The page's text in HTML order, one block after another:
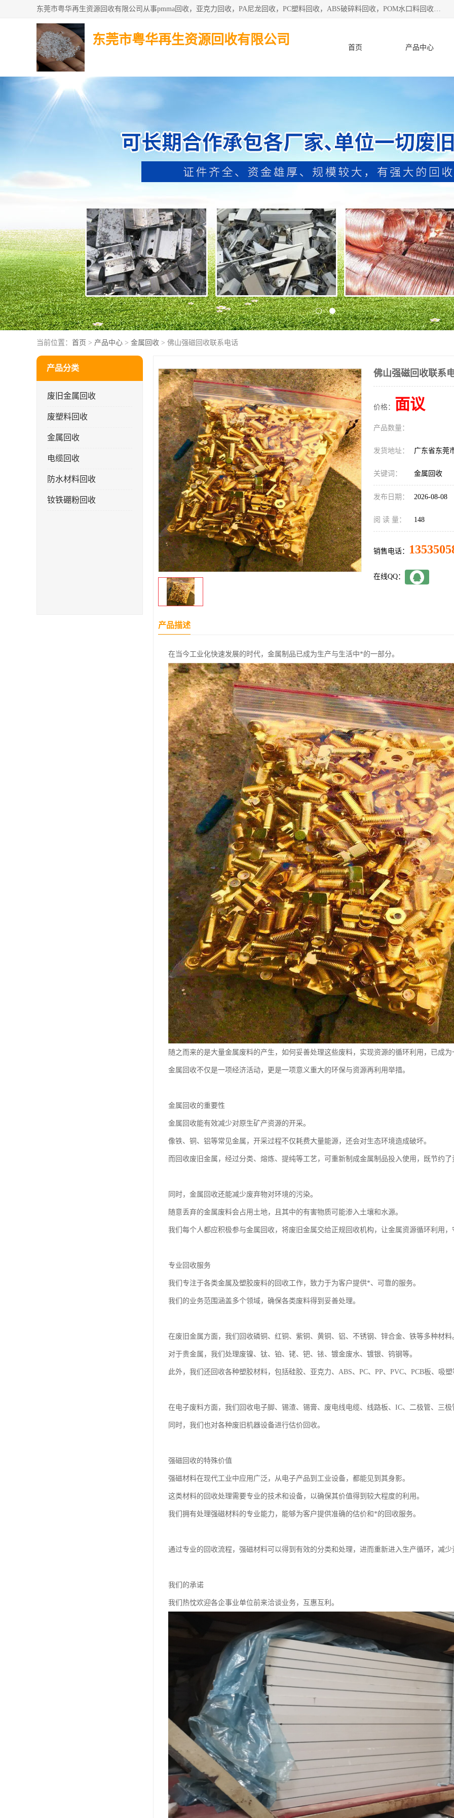
东莞市粤华再生资源回收有限公司从事pmma回收，亚克力回收，PA尼龙回收，PC塑料回收，ABS破碎料回收，POM水口料回收、废不锈钢回收等各类工厂废料回收等。
东莞市粤华再生资源回收有限公司
首页 产品中心
当前位置： 首页 > 产品中心 > 金属回收 > 佛山强磁回收联系电话
产品分类
废旧金属回收
废塑料回收
金属回收
电缆回收
防水材料回收
钕铁硼粉回收
佛山强磁回收联系
价格： 面议
产品数量：
发货地址： 广东省东
关键词： 金属回收
发布日期： 2026-08-08
阅 读 量： 148
销售电话：
在线QQ：
产品描述
在当今工业化快速发展的时代，金属制品已成为生产与生活中*的一部分。
随之而来的是大量金属废料的产生，如何妥善处理这些废料，实现资源的循环利用，已成
金属回收不仅是一项经济活动，更是一项意义重大的环保与资源再利用举措。
金属回收的重要性
金属回收能有效减少对原生矿产资源的开采。
像铁、铜、铝等常见金属，开采过程不仅耗费大量能源，还会对生态环境造成破坏。
而回收废旧金属，经过分类、熔炼、提纯等工艺，可重新制成金属制品投入使用，既节约
同时，金属回收还能减少废弃物对环境的污染。
随意丢弃的金属废料会占用土地，且其中的有害物质可能渗入土壤和水源。
我们每个人都应积极参与金属回收，将废旧金属交给正规回收机构，让金属资源循环利用
专业回收服务
我们专注于各类金属及塑胶废料的回收工作，致力于为客户提供*、可靠的服务。
我们的业务范围涵盖多个领域，确保各类废料得到妥善处理。
在废旧金属方面，我们回收磷铜、红铜、紫铜、黄铜、铝、不锈钢、锌合金、铁等多种材料
对于贵金属，我们处理废镍、钛、铂、铑、钯、铱、镀金废水、镀银、钨钢等。
此外，我们还回收各种塑胶材料，包括硅胶、亚克力、ABS、PC、PP、PVC、PCB板、吸
在电子废料方面，我们回收电子脚、锡渣、锡膏、废电线电缆、线路板、IC、二极管、三
同时，我们也对各种废旧机器设备进行估价回收。
强磁回收的特殊价值
强磁材料在现代工业中应用广泛，从电子产品到工业设备，都能见到其身影。
这类材料的回收处理需要专业的技术和设备，以确保其价值得到较大程度的利用。
我们拥有处理强磁材料的专业能力，能够为客户提供准确的估价和*的回收服务。
通过专业的回收流程，强磁材料可以得到有效的分类和处理，进而重新进入生产循环，减
我们的承诺
我们热忱欢迎各企事业单位前来洽谈业务，互惠互利。